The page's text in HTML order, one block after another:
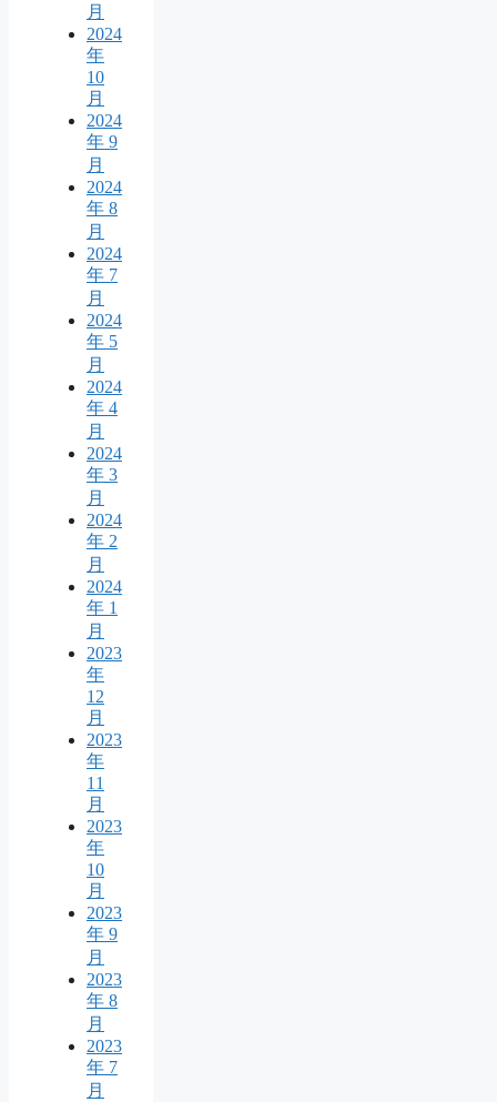
月
2024
年
10
月
2024
年 9
月
2024
年 8
月
2024
年 7
月
2024
年 5
月
2024
年 4
月
2024
年 3
月
2024
年 2
月
2024
年 1
月
2023
年
12
月
2023
年
11
月
2023
年
10
月
2023
年 9
月
2023
年 8
月
2023
年 7
月